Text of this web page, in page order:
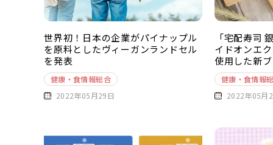
世界初！日本の企業がパイナップル
を原料としたヴィーガンランドセル
を発表
健康・食情報総合
2022年05月29日
「宅配寿司
イドオンエ
使用した新
健康・食情報
2022年05月